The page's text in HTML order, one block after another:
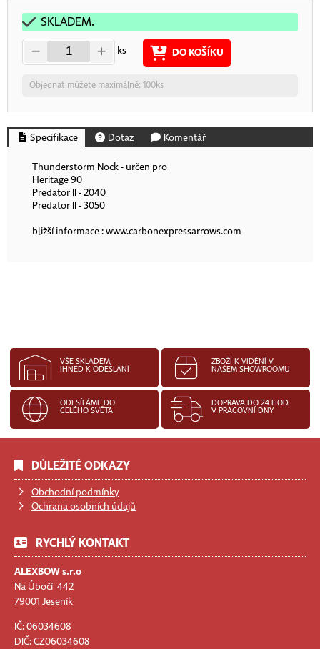
SKLADEM.
ks DO KOŠÍKU
Objednat můžete maximálně: 100ks
Specifikace Dotaz Komentář
Thunderstorm Nock - určen pro
Heritage 90
Predator II - 2040
Predator II - 3050
bližší informace : www.carbonexpressarrows.com
VŠE SKLADEM,
IHNED K ODESLÁNÍ
ZBOŽÍ K VIDĚNÍ V
NAŠEM SHOWROOMU
ODESÍLÁME DO
CELÉHO SVĚTA
DOPRAVA DO 24 HOD.
V PRACOVNÍ DNY
DŮLEŽITÉ ODKAZY
Obchodní podmínky
Ochrana osobních údajů
RYCHLÝ KONTAKT
ALEXBOW s.r.o
Na Úbočí 442
79001 Jeseník
IČ: 06034608
DIČ: CZ06034608